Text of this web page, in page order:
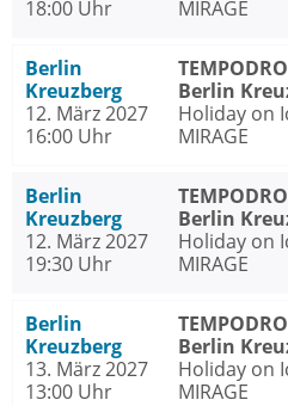
18:00 Uhr MIRAGE
Berlin
Kreuzberg
12. März 2027
16:00 Uhr
Berlin
Holiday on
MIRAGE
Berlin
Kreuzberg
12. März 2027
19:30 Uhr
Berlin
Holiday on
MIRAGE
Berlin
Kreuzberg
13. März 2027
13:00 Uhr
Berlin
Holiday on
MIRAGE